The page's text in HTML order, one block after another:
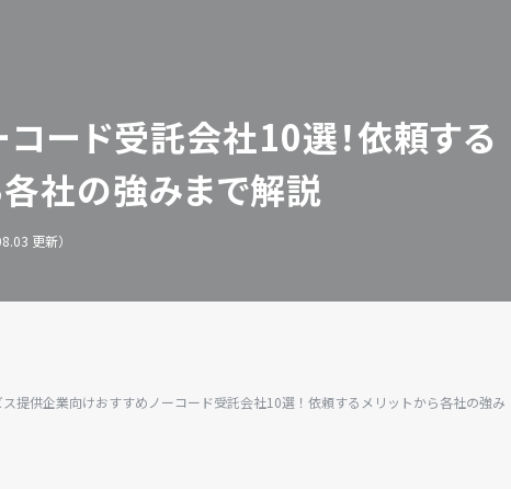
コード受託会社10選！依頼する
各社の強みまで解説
更新）
提供企業向けおすすめノーコード受託会社10選！依頼するメリットから各社の強み